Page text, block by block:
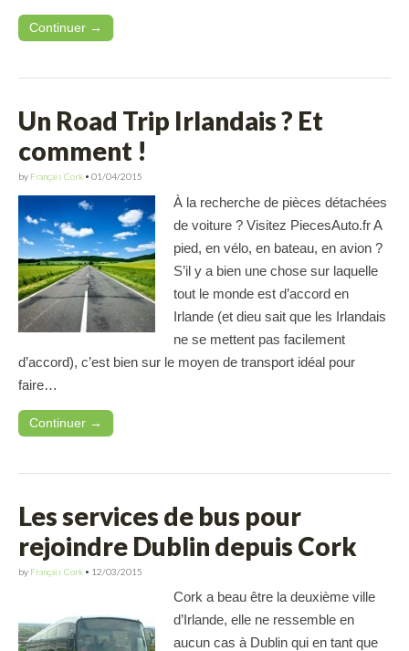
Continuer →
Un Road Trip Irlandais ? Et
comment !
by Français Cork • 01/04/2015
À la recherche de pièces détachées
de voiture ? Visitez PiecesAuto.fr A
pied, en vélo, en bateau, en avion ?
S’il y a bien une chose sur laquelle
tout le monde est d’accord en
Irlande (et dieu sait que les Irlandais
ne se mettent pas facilement
d’accord), c’est bien sur le moyen de transport idéal pour
faire…
Continuer →
Les services de bus pour
rejoindre Dublin depuis Cork
by Français Cork • 12/03/2015
Cork a beau être la deuxième ville
d’Irlande, elle ne ressemble en
aucun cas à Dublin qui en tant que